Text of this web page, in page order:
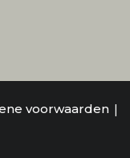
voorwaarden |